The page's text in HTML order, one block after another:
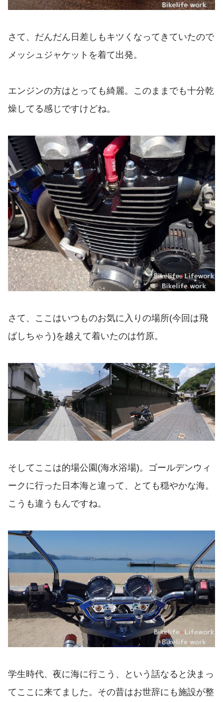
さて、だんだん日差しもキツくなってきていたので
メッシュジャケットを着て出発。
エンジンの方はとっても綺麗。このままでも十分乾
燥してる感じですけどね。
さて、ここはいつものお気に入りの場所(今回は飛
ばしちゃう)を越えて着いたのは竹原。
そしてここは的場公園(海水浴場)。ゴールデンウィ
ークに行った日本海と違って、とても穏やかな海。
こうも違うもんですね。
学生時代、夜に海に行こう、という話なると決まっ
てここに来てました。その昔はお世辞にも施設が整